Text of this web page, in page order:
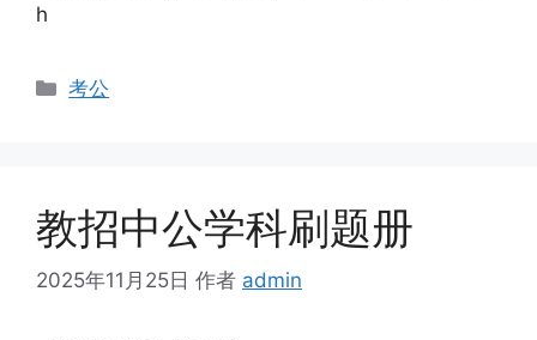
h
分
考公
教招中公学科刷题册
2025年11月25日 作者 admin